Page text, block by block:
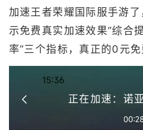
加速王者荣耀国际服手游
示免费真实加速效果“综合
率”三个指标，真正的0元免
正在加速：诺